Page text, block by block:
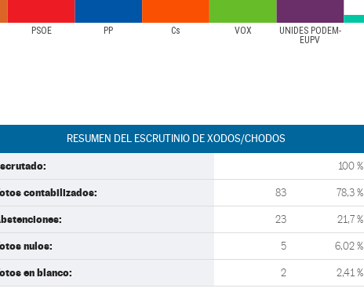
PSOE PP Cs VOX
UNIDES PODEM-
EUPV
RESUMEN DEL ESCRUTINIO DE XODOS/CHODOS
100 %
contabilizados: 83 78,3 %
23 21,7 %
nulos: 5 6,02 %
en blanco: 2 2,41 %